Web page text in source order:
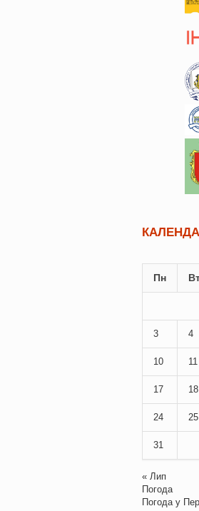
Пн
3 4
10 11
17 18
24 25
31
« Лип
Погода
Погода у